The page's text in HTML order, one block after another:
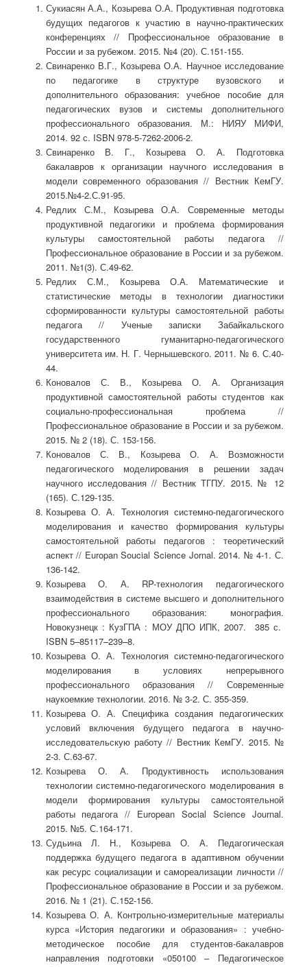
Сукиасян А.А., Козырева О.А. Продуктивная подготовка
будущих педагогов к участию в научно-практических
конференциях // Профессиональное образование в
России и за рубежом. 2015. №4 (20). С.151-155.
Свинаренко В.Г., Козырева О.А. Научное исследование
по педагогике в структуре вузовского и
дополнительного образования: учебное пособие для
педагогических вузов и системы дополнительного
профессионального образования. М.: НИЯУ МИФИ,
2014. 92 с. ISBN 978-5-7262-2006-2.
Свинаренко В. Г., Козырева О. А. Подготовка
бакалавров к организации научного исследования в
модели современного образования // Вестник КемГУ.
2015.№4-2.С.91-95.
Редлих С.М., Козырева О.А. Современные методы
продуктивной педагогики и проблема формирования
культуры самостоятельной работы педагога //
Профессиональное образование в России и за рубежом.
2011. №1(3). С.49-62.
Редлих С.М., Козырева О.А. Математические и
статистические методы в технологии диагностики
сформированности культуры самостоятельной работы
педагога // Ученые записки Забайкальского
государственного гуманитарно-педагогического
университета им. Н. Г. Чернышевского. 2011. № 6. С.40-
44.
Коновалов С. В., Козырева О. А. Организация
продуктивной самостоятельной работы студентов как
социально-профессиональная проблема //
Профессиональное образование в России и за рубежом.
2015. № 2 (18). С. 153-156.
Коновалов С. В., Козырева О. А. Возможности
педагогического моделирования в решении задач
научного исследования // Вестник ТГПУ. 2015. № 12
(165). С.129-135.
Козырева О. А. Технология системно-педагогического
моделирования и качество формирования культуры
самостоятельной работы педагогов : теоретический
аспект // Europan Soucial Science Jornal. 2014. № 4-1. С.
136-142.
Козырева О. А. RP-технология педагогического
взаимодействия в системе высшего и дополнительного
профессионального образования: монография.
Новокузнецк : КузГПА : МОУ ДПО ИПК, 2007. 385 с.
ISBN 5–85117–239–8.
Козырева О. А. Технология системно-педагогического
моделирования в условиях непрерывного
профессионального образования // Современные
наукоемкие технологии. 2016. № 3-2. С. 355-359.
Козырева О. А. Специфика создания педагогических
условий включения будущего педагога в научно-
исследовательскую работу // Вестник КемГУ. 2015. №
2-3. С.63-67.
Козырева О. А. Продуктивность использования
технологии системно-педагогического моделирования в
модели формирования культуры самостоятельной
работы педагога // European Social Science Journal.
2015. №5. С.164-171.
Судьина Л. Н., Козырева О. А. Педагогическая
поддержка будущего педагога в адаптивном обучении
как ресурс социализации и самореализации личности //
Профессиональное образование в России и за рубежом.
2016. № 1 (21). С.152-156.
Козырева О. А. Контрольно-измерительные материалы
курса «История педагогики и образования» : учебно-
методическое пособие для студентов-бакалавров
направления подготовки «050100 – Педагогическое